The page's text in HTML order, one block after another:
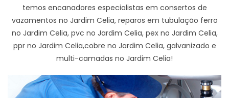
temos encanadores especialistas em consertos de
vazamentos no Jardim Celia, reparos em tubulação ferro
no Jardim Celia, pvc no Jardim Celia, pex no Jardim Celia,
ppr no Jardim Celia,cobre no Jardim Celia, galvanizado e
multi-camadas no Jardim Celia!